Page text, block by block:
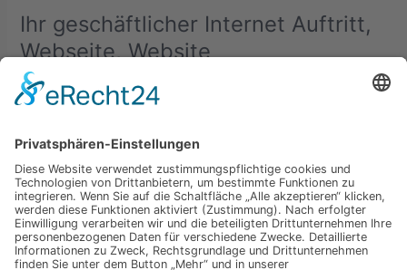
Ihr geschäftlicher Internet Auftritt,
Webseite, Website
Schreibe einen Kommentar
jeden Betrieb mit Domain und Webspace.
Weiterlesen »
1 2